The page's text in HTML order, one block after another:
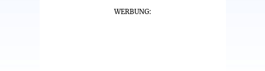
WERBUNG: